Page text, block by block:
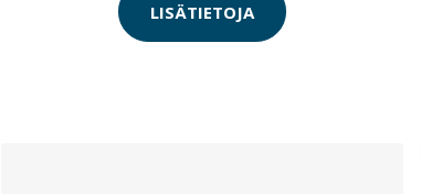
LISÄTIETOJA